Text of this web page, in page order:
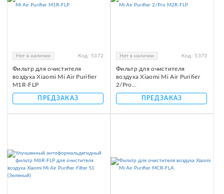
Нет в наличии Код: 5372
Фильтр для очистителя
воздуха Xiaomi Mi Air Purifier
M1R-FLP
ПРЕДЗАКАЗ
Нет в наличии Код: 5373
Фильтр для очистителя
воздуха Xiaomi Mi Air Purifier
2/Pro...
ПРЕДЗАКАЗ